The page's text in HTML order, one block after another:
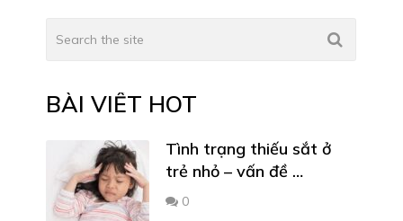
BÀI VIẾT HOT
Tình trạng thiếu sắt ở
trẻ nhỏ – vấn đề …
0